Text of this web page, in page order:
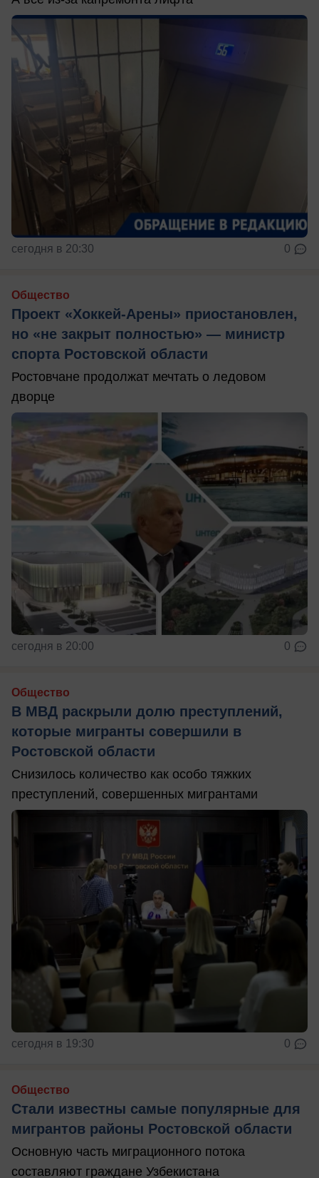
сегодня в 20:30 0
Общество
Проект «Хоккей-Арены» приостановлен,
но «не закрыт полностью» — министр
спорта Ростовской области
Ростовчане продолжат мечтать о ледовом
дворце
сегодня в 20:00 0
Общество
В МВД раскрыли долю преступлений,
которые мигранты совершили в
Ростовской области
Снизилось количество как особо тяжких
преступлений, совершенных мигрантами
сегодня в 19:30 0
Общество
Стали известны самые популярные для
мигрантов районы Ростовской области
Основную часть миграционного потока
составляют граждане Узбекистана